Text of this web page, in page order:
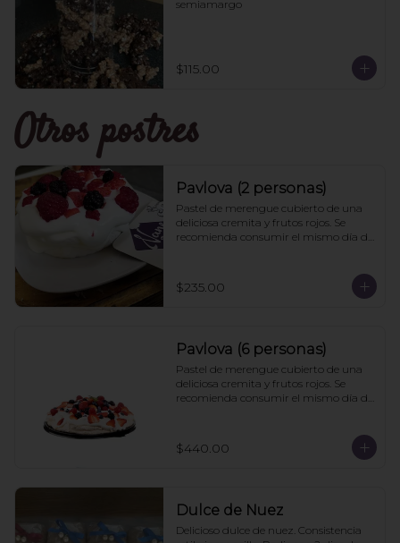
semiamargo
$115.00
Otros postres
Pavlova (2 personas)
Pastel de merengue cubierto de una
deliciosa cremita y frutos rojos. Se
recomienda consumir el mismo día de
$235.00
Pavlova (6 personas)
Pastel de merengue cubierto de una
deliciosa cremita y frutos rojos. Se
recomienda consumir el mismo día de
$440.00
Dulce de Nuez
Delicioso dulce de nuez. Consistencia